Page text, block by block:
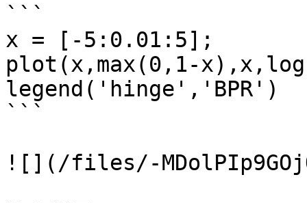
```
x = [-5:0.01:5];
plot(x,max(0,1-
legend('hinge','BPR')
```
![](/files/-